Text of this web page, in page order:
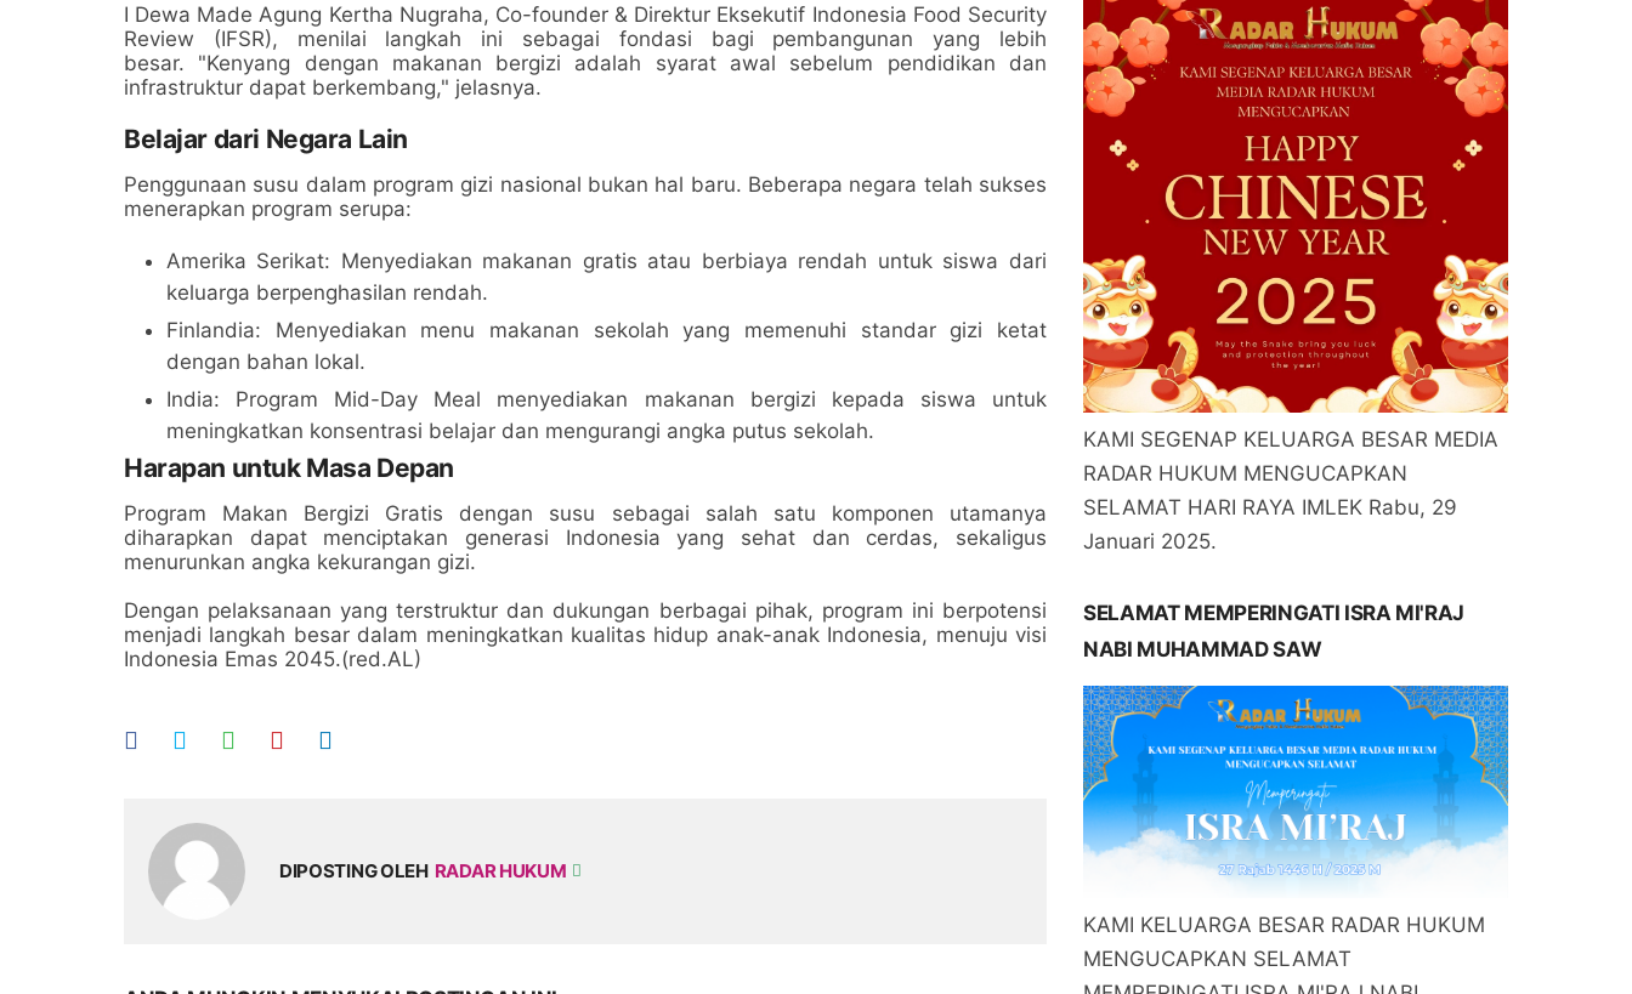
I Dewa Made Agung Kertha Nugraha, Co-founder & Direktur Eksekutif Indonesia Food Security
Review (IFSR), menilai langkah ini sebagai fondasi bagi pembangunan yang lebih
besar. "Kenyang dengan makanan bergizi adalah syarat awal sebelum pendidikan dan
infrastruktur dapat berkembang," jelasnya.
Belajar dari Negara Lain
Penggunaan susu dalam program gizi nasional bukan hal baru. Beberapa negara telah sukses
menerapkan program serupa:
Amerika Serikat: Menyediakan makanan gratis atau berbiaya rendah untuk siswa dari
keluarga berpenghasilan rendah.
Finlandia: Menyediakan menu makanan sekolah yang memenuhi standar gizi ketat
dengan bahan lokal.
India: Program Mid-Day Meal menyediakan makanan bergizi kepada siswa untuk
meningkatkan konsentrasi belajar dan mengurangi angka putus sekolah.
Harapan untuk Masa Depan
Program Makan Bergizi Gratis dengan susu sebagai salah satu komponen utamanya
diharapkan dapat menciptakan generasi Indonesia yang sehat dan cerdas, sekaligus
menurunkan angka kekurangan gizi.
Dengan pelaksanaan yang terstruktur dan dukungan berbagai pihak, program ini berpotensi
menjadi langkah besar dalam meningkatkan kualitas hidup anak-anak Indonesia, menuju visi
Indonesia Emas 2045.(red.AL)
DIPOSTING OLEH RADAR HUKUM
KAMI SEGENAP KELUARGA BESAR MEDIA
RADAR HUKUM MENGUCAPKAN
SELAMAT HARI RAYA IMLEK Rabu, 29
Januari 2025.
SELAMAT MEMPERINGATI ISRA MI'RAJ
NABI MUHAMMAD SAW
KAMI KELUARGA BESAR RADAR HUKUM
MENGUCAPKAN SELAMAT